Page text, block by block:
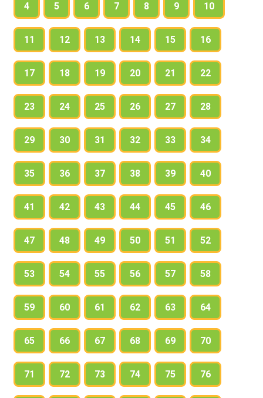
4 5 6 7 8 9 10
11 12 13 14 15 16
17 18 19 20 21 22
23 24 25 26 27 28
29 30 31 32 33 34
35 36 37 38 39 40
41 42 43 44 45 46
47 48 49 50 51 52
53 54 55 56 57 58
59 60 61 62 63 64
65 66 67 68 69 70
71 72 73 74 75 76